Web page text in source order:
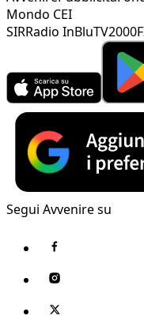
Mondo CEI
SIRRadio InBluTV2000
Segui Avvenire su